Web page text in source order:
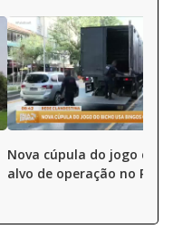
Nova cúpula do jogo do
alvo de operação no Rio